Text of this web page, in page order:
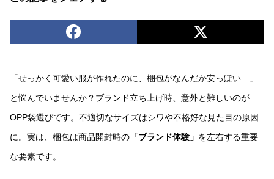
「せっかく可愛い服が作れたのに、梱包がなんだか安っぽい…」
と悩んでいませんか？ブランド立ち上げ時、意外と難しいのが
OPP袋選びです。不適切なサイズはシワや不格好な見た目の原因
に。実は、梱包は商品開封時の 「ブランド体験」 を左右する重要
な要素です。